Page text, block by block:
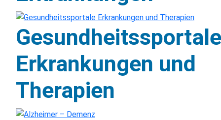
Gesundheitssportale
Erkrankungen und
Therapien